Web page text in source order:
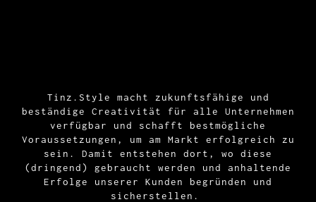
Tinz.Style macht zukunftsfähige und
beständige Creativität für alle Unternehmen
verfügbar und schafft bestmögliche
Voraussetzungen, um am Markt erfolgreich zu
sein. Damit entstehen dort, wo diese
(dringend) gebraucht werden und anhaltende
Erfolge unserer Kunden begründen und
sicherstellen.